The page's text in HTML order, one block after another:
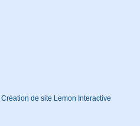
Création de site Lemon Interactive